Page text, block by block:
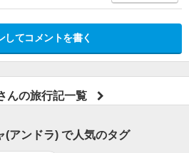
してコメントを書く
んの旅行記一覧
(アンドラ) で人気のタグ